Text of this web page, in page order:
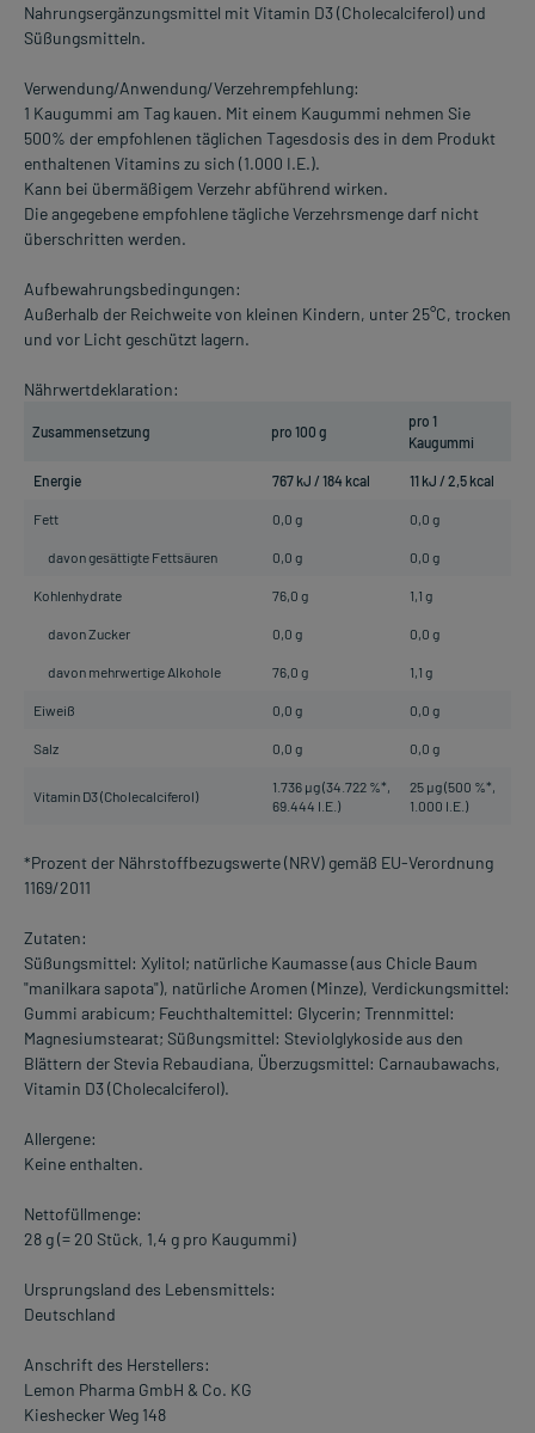
Nahrungsergänzungsmittel mit Vitamin D3 (Cholecalciferol) und
Süßungsmitteln.
Verwendung/Anwendung/Verzehrempfehlung:
1 Kaugummi am Tag kauen. Mit einem Kaugummi nehmen Sie
500% der empfohlenen täglichen Tagesdosis des in dem Produkt
enthaltenen Vitamins zu sich (1.000 I.E.).
Kann bei übermäßigem Verzehr abführend wirken.
Die angegebene empfohlene tägliche Verzehrsmenge darf nicht
überschritten werden.
Aufbewahrungsbedingungen:
Außerhalb der Reichweite von kleinen Kindern, unter 25°C, trocken
und vor Licht geschützt lagern.
Nährwertdeklaration:
Zusammensetzung pro 100 g
pro 1
Kaugummi
Energie 767 kJ / 184 kcal 11 kJ / 2,5 kcal
Fett 0,0 g 0,0 g
davon gesättigte Fettsäuren 0,0 g 0,0 g
Kohlenhydrate 76,0 g 1,1 g
davon Zucker 0,0 g 0,0 g
davon mehrwertige Alkohole 76,0 g 1,1 g
Eiweiß 0,0 g 0,0 g
Salz 0,0 g 0,0 g
Vitamin D3 (Cholecalciferol)
1.736 µg (34.722 %*,
69.444 I.E.)
25 µg (500 %*,
1.000 I.E.)
*Prozent der Nährstoffbezugswerte (NRV) gemäß EU-Verordnung
1169/2011
Zutaten:
Süßungsmittel: Xylitol; natürliche Kaumasse (aus Chicle Baum
"manilkara sapota"), natürliche Aromen (Minze), Verdickungsmittel:
Gummi arabicum; Feuchthaltemittel: Glycerin; Trennmittel:
Magnesiumstearat; Süßungsmittel: Steviolglykoside aus den
Blättern der Stevia Rebaudiana, Überzugsmittel: Carnaubawachs,
Vitamin D3 (Cholecalciferol).
Allergene:
Keine enthalten.
Nettofüllmenge:
28 g (= 20 Stück, 1,4 g pro Kaugummi)
Ursprungsland des Lebensmittels:
Deutschland
Anschrift des Herstellers:
Lemon Pharma GmbH & Co. KG
Kieshecker Weg 148